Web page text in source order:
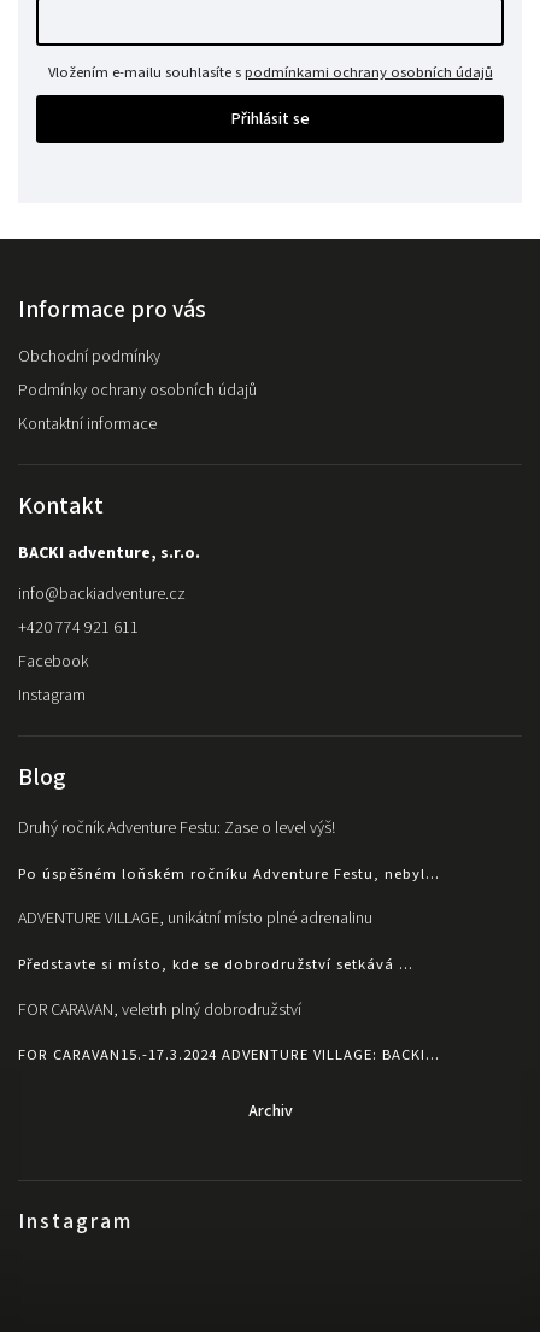
Vložením e-mailu souhlasíte spodmínkami ochrany osobních údajů
Přihlásit se
Instagram
Informace pro vás
Obchodní podmínky
Podmínky ochrany osobních údajů
Kontaktní informace
Kontakt
BACKI adventure, s.r.o.
info@backiadventure.cz
+420 774 921 611
Facebook
Instagram
Blog
Druhý ročník Adventure Festu: Zase o level výš!
Po úspěšném loňském ročníku Adventure Festu, nebyl...
ADVENTURE VILLAGE, unikátní místo plné adrenalinu
Představte si místo, kde se dobrodružství setkává ...
FOR CARAVAN, veletrh plný dobrodružství
FOR CARAVAN15.-17.3.2024 ADVENTURE VILLAGE: BACKI...
Archiv